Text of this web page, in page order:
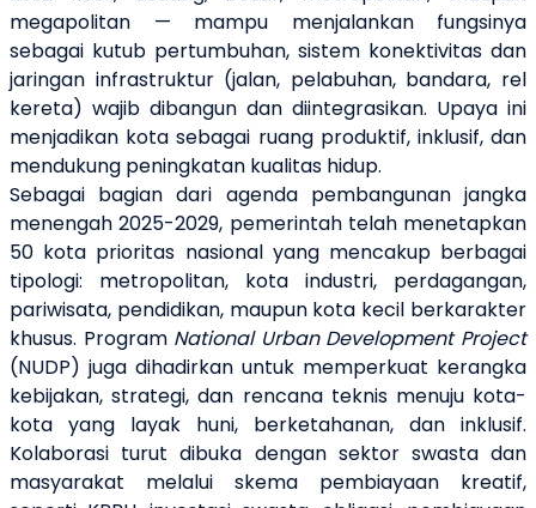
megapolitan — mampu menjalankan fungsinya
sebagai kutub pertumbuhan, sistem konektivitas dan
jaringan infrastruktur (jalan, pelabuhan, bandara, rel
kereta) wajib dibangun dan diintegrasikan. Upaya ini
menjadikan kota sebagai ruang produktif, inklusif, dan
mendukung peningkatan kualitas hidup.
Sebagai bagian dari agenda pembangunan jangka
menengah 2025-2029, pemerintah telah menetapkan
50 kota prioritas nasional yang mencakup berbagai
tipologi: metropolitan, kota industri, perdagangan,
pariwisata, pendidikan, maupun kota kecil berkarakter
khusus. Program National Urban Development Project
(NUDP) juga dihadirkan untuk memperkuat kerangka
kebijakan, strategi, dan rencana teknis menuju kota-
kota yang layak huni, berketahanan, dan inklusif.
Kolaborasi turut dibuka dengan sektor swasta dan
masyarakat melalui skema pembiayaan kreatif,